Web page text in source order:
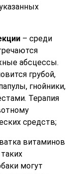
– среди
абсцессы.
грубой,
гнойники,
Терапия
средств;
витаминов
могут